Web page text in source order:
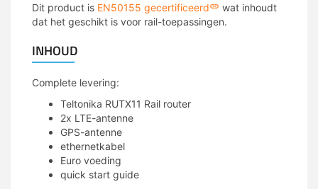
Dit product is EN50155 gecertificeerd
wat inhoudt
dat het geschikt is voor rail-toepassingen.
INHOUD
Complete levering:
Teltonika RUTX11 Rail router
2x LTE-antenne
GPS-antenne
ethernetkabel
Euro voeding
quick start guide